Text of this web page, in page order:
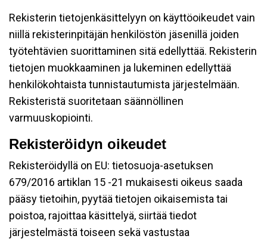
Rekisterin tietojenkäsittelyyn on käyttöoikeudet vain
niillä rekisterinpitäjän henkilöstön jäsenillä joiden
työtehtävien suorittaminen sitä edellyttää. Rekisterin
tietojen muokkaaminen ja lukeminen edellyttää
henkilökohtaista tunnistautumista järjestelmään.
Rekisteristä suoritetaan säännöllinen
varmuuskopiointi.
Rekisteröidyn oikeudet
Rekisteröidyllä on EU: tietosuoja-asetuksen
679/2016 artiklan 15 -21 mukaisesti oikeus saada
pääsy tietoihin, pyytää tietojen oikaisemista tai
poistoa, rajoittaa käsittelyä, siirtää tiedot
järjestelmästä toiseen sekä vastustaa